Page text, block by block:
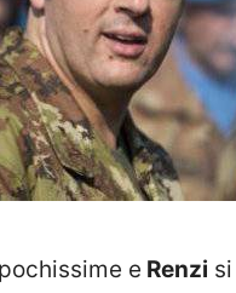
e Renzi